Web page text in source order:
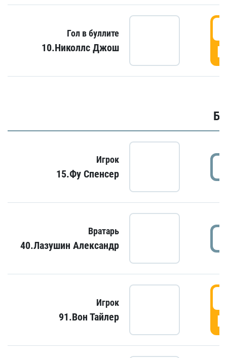
Гол в буллите
10.Николлс Джош
Игрок
15.Фу Спенсер
Вратарь
40.Лазушин Александр
Игрок
91.Вон Тайлер